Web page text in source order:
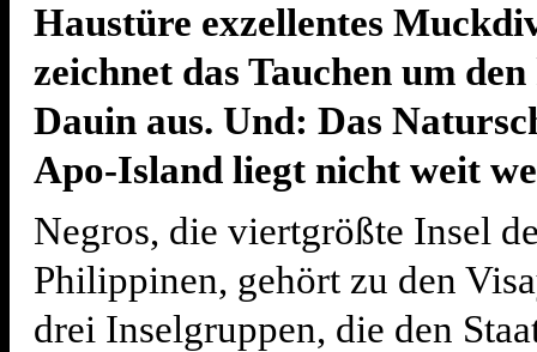
Haustüre exzellentes
zeichnet das Tauchen um
Dauin aus. Und: Das
Apo-Island liegt nicht weit
Negros, die viertgrößte Insel
Philippinen, gehört zu den
drei Inselgruppen, die den